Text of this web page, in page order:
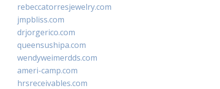
rebeccatorresjewelry.com
jmpbliss.com
drjorgerico.com
queensushipa.com
wendyweimerdds.com
ameri-camp.com
hrsreceivables.com